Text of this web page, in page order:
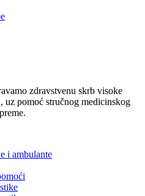
zdravstvenu skrb visoke
uz pomoć stručnog medicinskog
i ambulante